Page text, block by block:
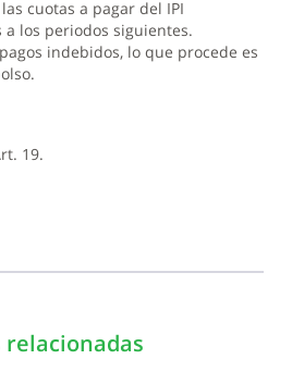
cuotas a pagar del IPI
los periodos siguientes.
indebidos, lo que procede es
19.
relacionadas